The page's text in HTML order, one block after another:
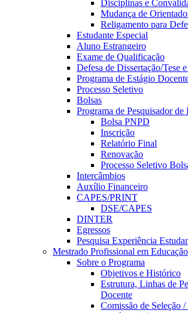
Disciplinas e
Mudança de
Religamento para
Estudante Especial
Aluno Estrangeiro
Exame de Qualificação
Defesa de Dissertação/Tese
Programa de Estágio
Processo Seletivo
Bolsas
Programa de Pesquisador de
Bolsa PNPD
Inscrição
Relatório Final
Renovação
Processo Seletivo
Intercâmbios
Auxílio Financeiro
CAPES/PRINT
DSE/CAPES
DINTER
Egressos
Pesquisa Experiência
Mestrado Profissional em
Sobre o Programa
Objetivos e Histórico
Estrutura, Linhas de
Docente
Comissão de Seleção